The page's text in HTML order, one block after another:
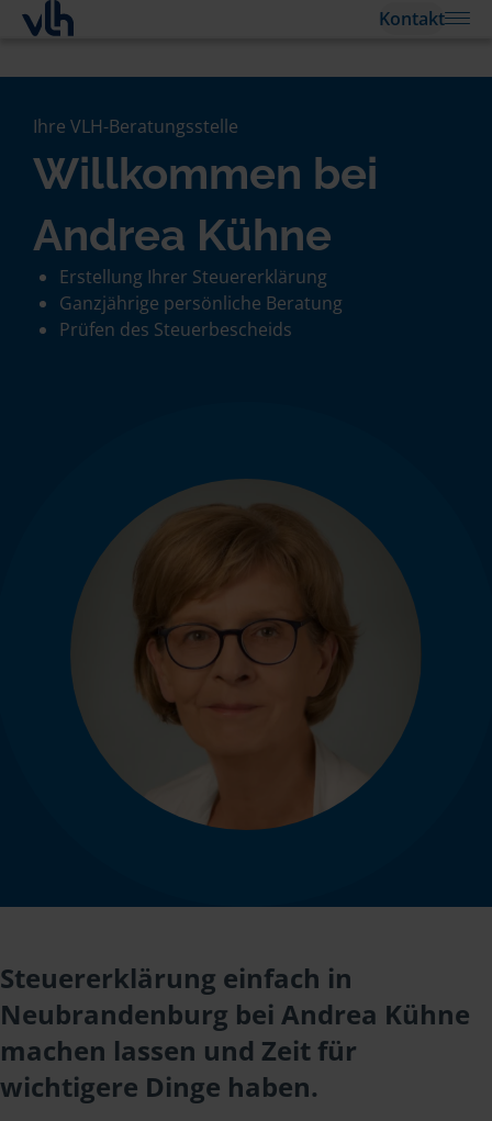
Kontakt
Ihre VLH-Beratungsstelle
Willkommen bei
Andrea Kühne
Erstellung Ihrer Steuererklärung
Ganzjährige persönliche Beratung
Prüfen des Steuerbescheids
Steuererklärung einfach in
Neubrandenburg bei Andrea Kühne
machen lassen und Zeit für
wichtigere Dinge haben.